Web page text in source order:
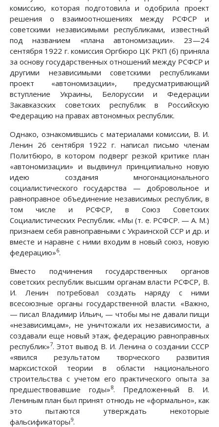
комиссию, которая подготовила и одобрила проект
решения о взаимоотношениях между РСФСР и
советскими независимыми республиками, известный
под названием «плана автономизации». 23—24
сентября 1922 г. комиссия Оргбюро ЦК РКП (б) приняла
за основу государственных отношений между РСФСР и
другими независимыми советскими республиками
проект «автономизации», предусматривающий
вступление Украины, Белоруссии и Федерации
Закавказских советских республик в Российскую
Федерацию на правах автономных республик.
Однако, ознакомившись с материалами комиссии, В. И.
Ленин 26 сентября 1922 г. написал письмо членам
Политбюро, в котором подверг резкой критике план
«автономизации» и выдвинул принципиально новую
идею создания многонационального
социалистического государства — добровольное и
равноправное объединение независимых республик, в
том числе и РСФСР, в Союз Советских
Социалистических Республик. «Мы (т. е. РСФСР. — А. М.)
признаем себя равноправными с Украинской ССР и др. и
вместе и наравне с ними входим в новый союз, новую
федерацию»6.
Вместо подчинения государственных органов
советских республик высшим органам власти РСФСР, В.
И. Ленин потребовал создать наряду с ними
всесоюзные органы государственной власти. «Важно,
— писал Владимир Ильич, — чтобы мы не давали пищи
«независимцам», не уничтожали их независимости, а
создавали еще новый этаж, федерацию равноправных
республик»7. Этот вывод В. И. Ленина о создании СССР
«явился результатом творческого развития
марксистской теории в области национального
строительства с учетом его практического опыта за
предшествовавшие годы»8. Предложенный В. И.
Лениным план был принят отнюдь не «формально», как
это пытаются утверждать некоторые
фальсификаторы9.